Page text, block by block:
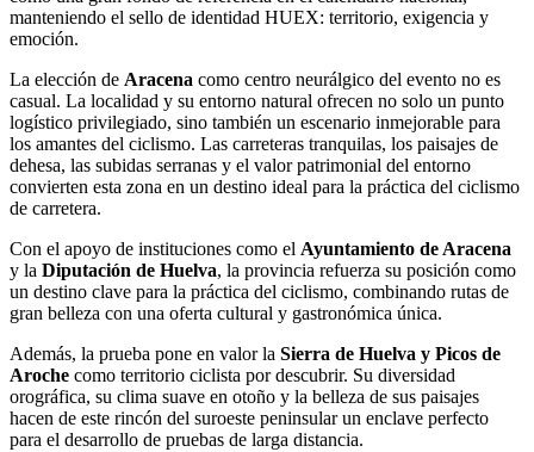
manteniendo el sello de identidad HUEX: territorio, exigencia y
emoción.
La elección de Aracena como centro neurálgico del evento no es
casual. La localidad y su entorno natural ofrecen no solo un punto
logístico privilegiado, sino también un escenario inmejorable para
los amantes del ciclismo. Las carreteras tranquilas, los paisajes de
dehesa, las subidas serranas y el valor patrimonial del entorno
convierten esta zona en un destino ideal para la práctica del ciclismo
de carretera.
Con el apoyo de instituciones como el Ayuntamiento de Aracena
y la Diputación de Huelva, la provincia refuerza su posición como
un destino clave para la práctica del ciclismo, combinando rutas de
gran belleza con una oferta cultural y gastronómica única.
Además, la prueba pone en valor la Sierra de Huelva y Picos de
Aroche como territorio ciclista por descubrir. Su diversidad
orográfica, su clima suave en otoño y la belleza de sus paisajes
hacen de este rincón del suroeste peninsular un enclave perfecto
para el desarrollo de pruebas de larga distancia.